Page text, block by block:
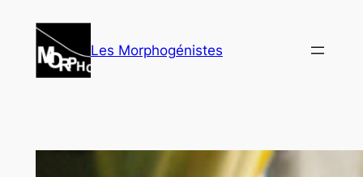
contenu
Les Morphogénistes